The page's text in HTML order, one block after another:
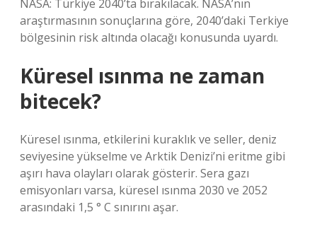
NASA: Türkiye 2040’ta bırakılacak. NASA’nın
araştırmasının sonuçlarına göre, 2040’daki Terkiye
bölgesinin risk altında olacağı konusunda uyardı.
Küresel ısınma ne zaman
bitecek?
Küresel ısınma, etkilerini kuraklık ve seller, deniz
seviyesine yükselme ve Arktik Denizi’ni eritme gibi
aşırı hava olayları olarak gösterir. Sera gazı
emisyonları varsa, küresel ısınma 2030 ve 2052
arasındaki 1,5 ° C sınırını aşar.